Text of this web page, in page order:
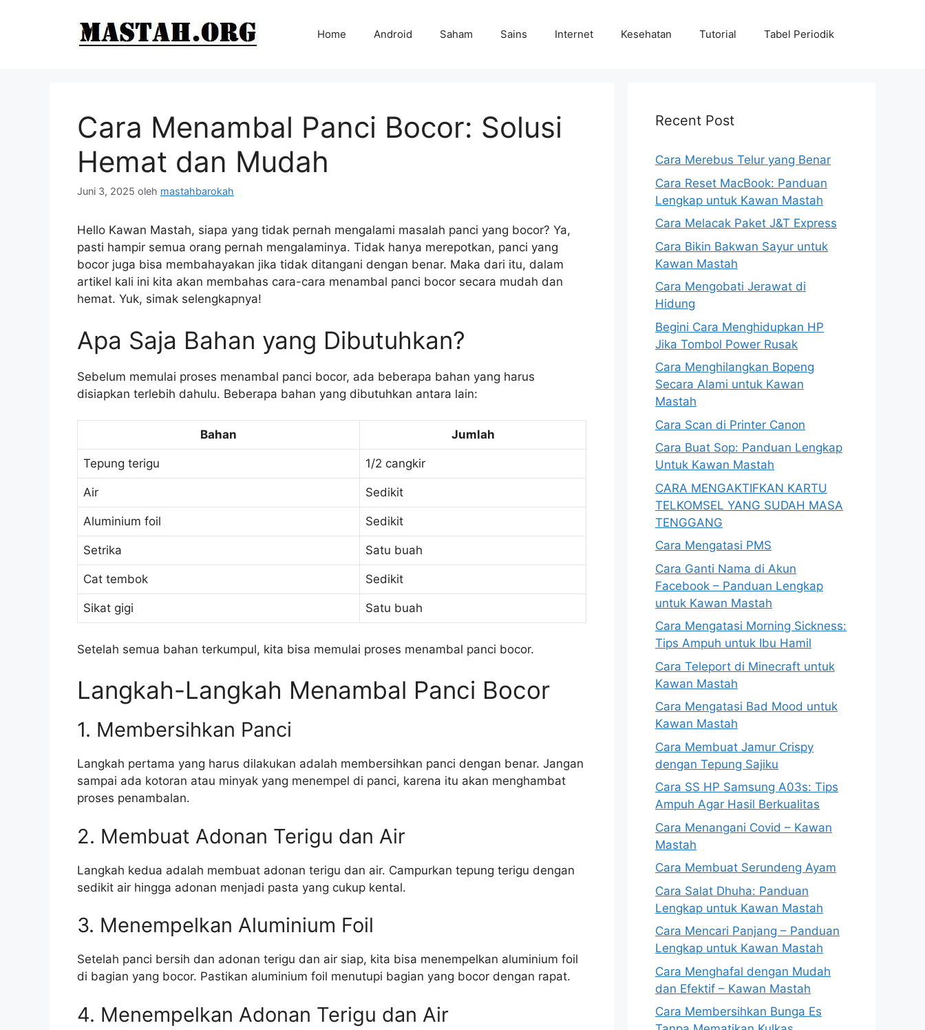
Home Android Saham Sains Internet Kesehatan Tutorial Tabel Periodik
Cara Menambal Panci Bocor: Solusi
Hemat dan Mudah
Juni 3, 2025 oleh mastahbarokah
Hello Kawan Mastah, siapa yang tidak pernah mengalami masalah panci yang bocor? Ya,
pasti hampir semua orang pernah mengalaminya. Tidak hanya merepotkan, panci yang
bocor juga bisa membahayakan jika tidak ditangani dengan benar. Maka dari itu, dalam
artikel kali ini kita akan membahas cara-cara menambal panci bocor secara mudah dan
hemat. Yuk, simak selengkapnya!
Apa Saja Bahan yang Dibutuhkan?
Sebelum memulai proses menambal panci bocor, ada beberapa bahan yang harus
disiapkan terlebih dahulu. Beberapa bahan yang dibutuhkan antara lain:
Bahan Jumlah
Tepung terigu 1/2 cangkir
Air Sedikit
Aluminium foil Sedikit
Setrika Satu buah
Cat tembok Sedikit
Sikat gigi Satu buah
Setelah semua bahan terkumpul, kita bisa memulai proses menambal panci bocor.
Langkah-Langkah Menambal Panci Bocor
1. Membersihkan Panci
Langkah pertama yang harus dilakukan adalah membersihkan panci dengan benar. Jangan
sampai ada kotoran atau minyak yang menempel di panci, karena itu akan menghambat
proses penambalan.
2. Membuat Adonan Terigu dan Air
Langkah kedua adalah membuat adonan terigu dan air. Campurkan tepung terigu dengan
sedikit air hingga adonan menjadi pasta yang cukup kental.
3. Menempelkan Aluminium Foil
Setelah panci bersih dan adonan terigu dan air siap, kita bisa menempelkan aluminium foil
di bagian yang bocor. Pastikan aluminium foil menutupi bagian yang bocor dengan rapat.
4. Menempelkan Adonan Terigu dan Air
Recent Post
Cara Merebus Telur yang Benar
Cara Reset MacBook: Panduan
Lengkap untuk Kawan Mastah
Cara Melacak Paket J&T Express
Cara Bikin Bakwan Sayur untuk
Kawan Mastah
Cara Mengobati Jerawat di
Hidung
Begini Cara Menghidupkan HP
Jika Tombol Power Rusak
Cara Menghilangkan Bopeng
Secara Alami untuk Kawan
Mastah
Cara Scan di Printer Canon
Cara Buat Sop: Panduan Lengkap
Untuk Kawan Mastah
CARA MENGAKTIFKAN KARTU
TELKOMSEL YANG SUDAH MASA
TENGGANG
Cara Mengatasi PMS
Cara Ganti Nama di Akun
Facebook – Panduan Lengkap
untuk Kawan Mastah
Cara Mengatasi Morning Sickness:
Tips Ampuh untuk Ibu Hamil
Cara Teleport di Minecraft untuk
Kawan Mastah
Cara Mengatasi Bad Mood untuk
Kawan Mastah
Cara Membuat Jamur Crispy
dengan Tepung Sajiku
Cara SS HP Samsung A03s: Tips
Ampuh Agar Hasil Berkualitas
Cara Menangani Covid – Kawan
Mastah
Cara Membuat Serundeng Ayam
Cara Salat Dhuha: Panduan
Lengkap untuk Kawan Mastah
Cara Mencari Panjang – Panduan
Lengkap untuk Kawan Mastah
Cara Menghafal dengan Mudah
dan Efektif – Kawan Mastah
Cara Membersihkan Bunga Es